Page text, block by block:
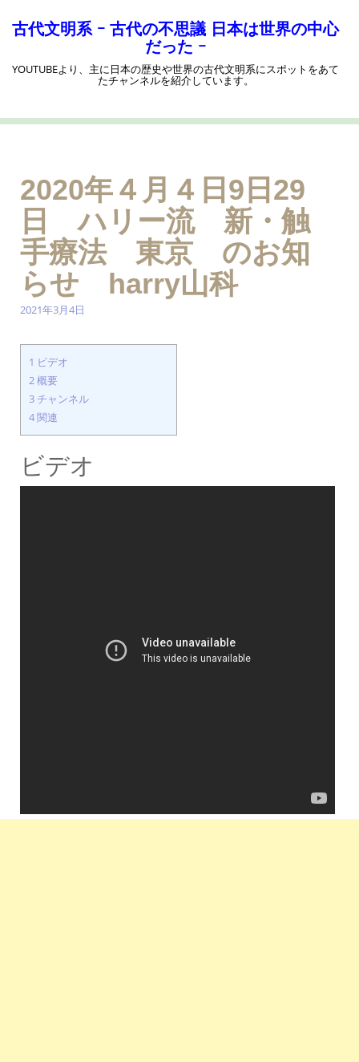
キ
古代文明系 ｰ 古代の不思議 日本は世界の中心
だった ｰ
YOUTUBEより、主に日本の歴史や世界の古代文明系にスポットをあて
たチャンネルを紹介しています。
2020年４月４日9日29
日 ハリー流 新・触
手療法 東京 のお知
らせ harry山科
2021年3月4日
1 ビデオ
2概要
3チャンネル
4関連
ビデオ